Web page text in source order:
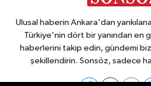
Ulusal haberin Ankara'dan
Türkiye'nin dört bir yanından en
haberlerini takip edin, gündemi
şekillendirin. Sonsöz, sadece